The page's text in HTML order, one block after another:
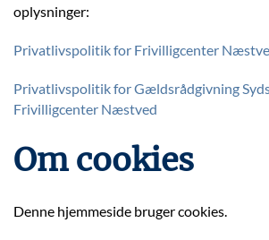
oplysninger:
Privatlivspolitik for Frivilligcenter
Privatlivspolitik for Gældsrådgivning
Frivilligcenter Næstved
Om cookies
Denne hjemmeside bruger cookies.